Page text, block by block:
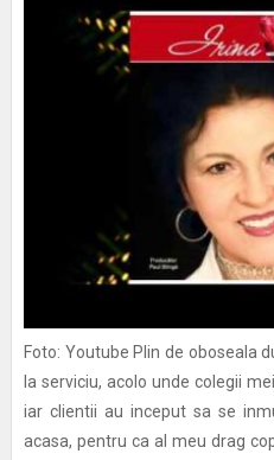
Foto: Youtube Plin de oboseala
la serviciu, acolo unde colegii
iar clientii au inceput sa se
acasa, pentru ca al meu drag